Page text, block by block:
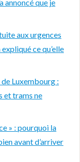
annoncé que je
aux urgences
ce qu’elle
Luxembourg :
et trams ne
» : pourquoi la
avant d’arriver